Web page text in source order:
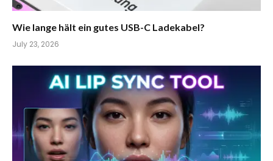
Wie lange hält ein gutes USB-C Ladekabel?
July 23, 2026